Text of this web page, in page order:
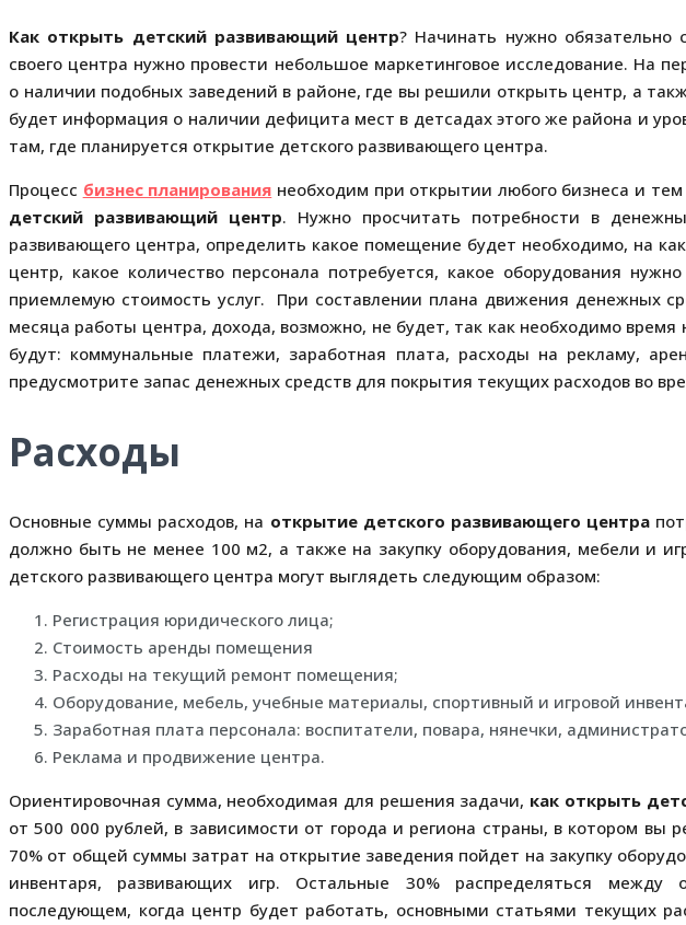
Как открыть детский развивающий центр? Начинать нужно обязательно с
своего центра нужно провести небольшое маркетинговое исследование. На
о наличии подобных заведений в районе, где вы решили открыть центр, а
будет информация о наличии дефицита мест в детсадах этого же района и
там, где планируется открытие детского развивающего центра.
Процесс бизнес планирования необходим при открытии любого бизнеса и
детский развивающий центр. Нужно просчитать потребности в
развивающего центра, определить какое помещение будет необходимо, на
центр, какое количество персонала потребуется, какое оборудования
приемлемую стоимость услуг. При составлении плана движения денежных
месяца работы центра, дохода, возможно, не будет, так как необходимо время
будут: коммунальные платежи, заработная плата, расходы на рекламу,
предусмотрите запас денежных средств для покрытия текущих расходов во
Расходы
Основные суммы расходов, на открытие детского развивающего центра
должно быть не менее 100 м2, а также на закупку оборудования, мебели и
детского развивающего центра могут выглядеть следующим образом:
Регистрация юридического лица;
Стоимость аренды помещения
Расходы на текущий ремонт помещения;
Оборудование, мебель, учебные материалы, спортивный и игровой
Заработная плата персонала: воспитатели, повара, нянечки,
Реклама и продвижение центра.
Ориентировочная сумма, необходимая для решения задачи, как открыть
от 500 000 рублей, в зависимости от города и региона страны, в котором
70% от общей суммы затрат на открытие заведения пойдет на закупку
инвентаря, развивающих игр. Остальные 30% распределяться между
последующем, когда центр будет работать, основными статьями текущих